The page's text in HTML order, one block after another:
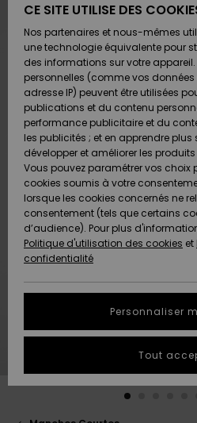
Chaussures
& Tongs
Surf
Snow
Nouveautés
A
Découvrir
Chaussures
& Tongs
Surf
Snow
Nouveautés
A
Découvrir
FEMME
A
Découvrir
Snow
SURF
Surf
Shop
Enfant
Highlights
SNOW
Snow
Shop
Enfant
Snow
Shop
Femme
A
Découvrir
OUTLET
Enfant
Outlet
Femme
AIDE &
CONTACT
Retours
Paiement
Carte
Cadeau
Quiksilver
Freedom
Protection
des
tailles
conversation
MAGASINS
QUIKSILVER
CE SITE UTILISE DES
Nos partenaires et nous-mêmes
une technologie équivalente pour
des informations sur votre
personnelles (comme vos
adresse IP) peuvent être utilisées
publications et du contenu
performance publicitaire et du
les publicités ; et en apprendre
développer et améliorer les
Vous pouvez paramétrer vos choix
cookies soumis à votre
lorsque les cookies concernés ne
consentement (tels que certains
d’audience). Pour plus
Politique d'utilisation des cookies et
confidentialité
Personnaliser
Tout